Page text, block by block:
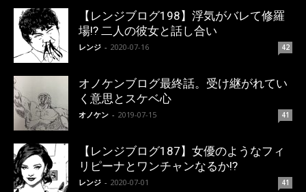
【レンジブログ198】浮気がバレて修羅
場!? 二人の彼女と話し合い
レンジ - 2020-07-16 42
オノケンブログ最終話。受け継がれてい
く意思とスケベ心
オノケン - 2019-07-15 41
【レンジブログ187】女優のようなフィ
リピーナとワンチャンなるか!?
レンジ - 2020-07-01 41